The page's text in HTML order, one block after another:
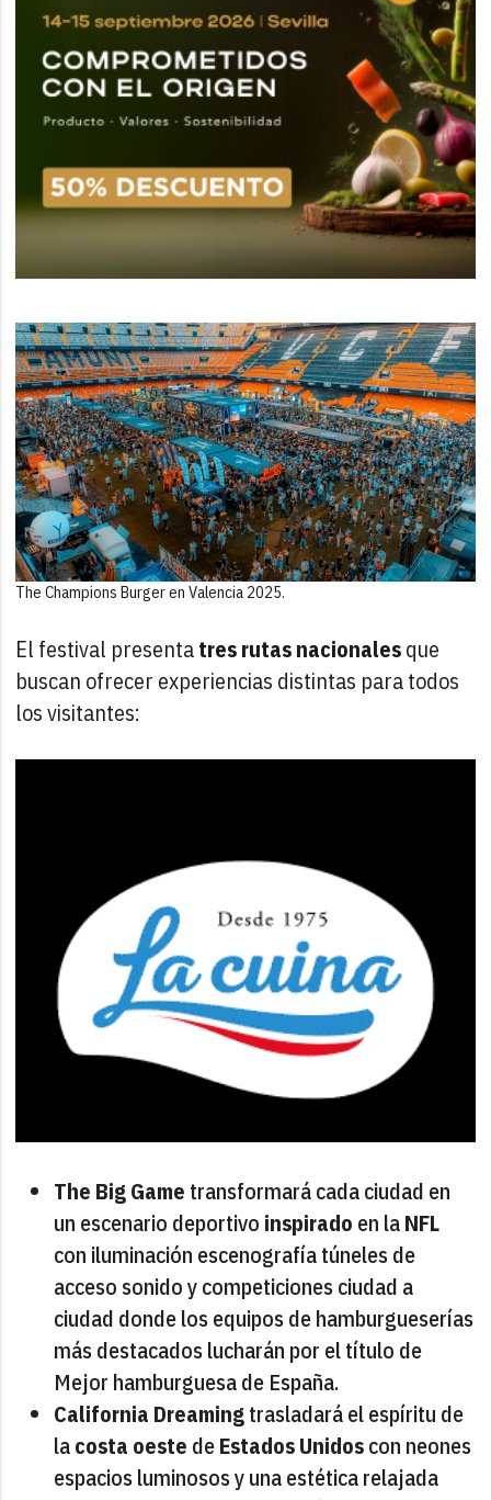
The Champions Burger en Valencia 2025.
El festival presentatresrutasnacionalesque
buscan ofrecer experiencias distintas para todos
los visitantes:
The Big Game transformará cada ciudad en
un escenario deportivo inspirado en laNFL
con iluminación escenografía túneles de
acceso sonido y competiciones ciudad a
ciudad donde los equipos de hamburgueserías
más destacados lucharán por el título de
Mejor hamburguesa de España.
California Dreamingtrasladará el espíritu de
lacosta oeste deEstados Unidoscon neones
espacios luminosos y una estética relajada